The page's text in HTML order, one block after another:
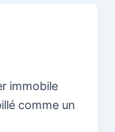
immobile
comme un